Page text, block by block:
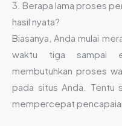
3. Berapa lama proses
hasil nyata?
Biasanya, Anda mulai
waktu tiga sampai
membutuhkan proses
pada situs Anda. Tentu
mempercepat